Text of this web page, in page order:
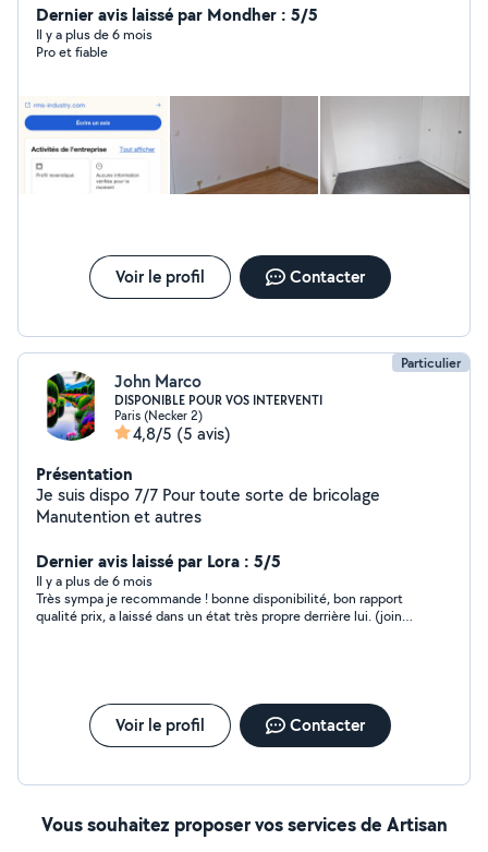
nombreuses maisons de la noyade et de nombreuses
serrures de la détresses ! Vous cherchez un prix
abordable ? Je suis votre solution ! Chez RMS Industry,
Dernier avis laissé par Mondher : 5/5
Il y a plus de 6 mois
Pro et fiable
Voir le profil Contacter
Particulier
John Marco
DISPONIBLE POUR VOS INTERVENTI
Paris (Necker 2)
4,8/5 (5 avis)
Présentation
Je suis dispo 7/7 Pour toute sorte de bricolage
Manutention et autres
Dernier avis laissé par Lora : 5/5
Il y a plus de 6 mois
Très sympa je recommande ! bonne disponibilité, bon rapport
qualité prix, a laissé dans un état très propre derrière lui. (joints
Voir le profil Contacter
Vous souhaitez proposer vos services de Artisan